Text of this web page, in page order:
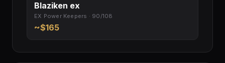
Blaziken ex
EX Power Keepers · 90/108
~$165